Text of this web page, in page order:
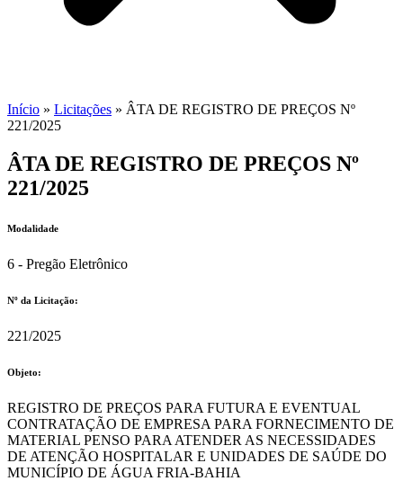
Início » Licitações » ÂTA DE REGISTRO DE PREÇOS Nº
221/2025
ÂTA DE REGISTRO DE PREÇOS Nº
221/2025
Modalidade
6 - Pregão Eletrônico
Nº da Licitação: ​​
221/2025
Objeto:
REGISTRO DE PREÇOS PARA FUTURA E EVENTUAL
CONTRATAÇÃO DE EMPRESA PARA FORNECIMENTO DE
MATERIAL PENSO PARA ATENDER AS NECESSIDADES
DE ATENÇÃO HOSPITALAR E UNIDADES DE SAÚDE DO
MUNICÍPIO DE ÁGUA FRIA-BAHIA